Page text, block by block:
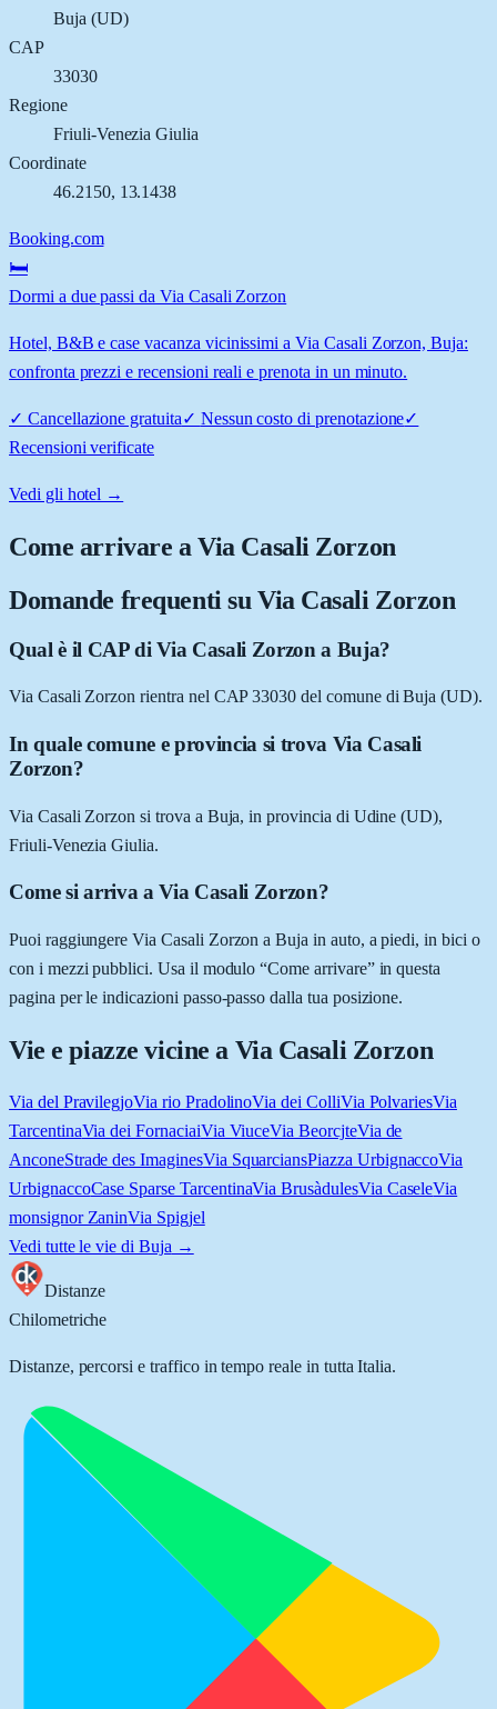
Buja (UD)
CAP
33030
Regione
Friuli-Venezia Giulia
Coordinate
46.2150, 13.1438
Booking.com
🛏️
Dormi a due passi da Via Casali Zorzon
Hotel, B&B e case vacanza vicinissimi a Via Casali Zorzon, Buja:
confronta prezzi e recensioni reali e prenota in un minuto.
✓ Cancellazione gratuita✓ Nessun costo di prenotazione✓
Recensioni verificate
Vedi gli hotel →
Come arrivare aVia Casali Zorzon
Domande frequenti su Via Casali Zorzon
Qual è il CAP di Via Casali Zorzon a Buja?
Via Casali Zorzon rientra nel CAP 33030 del comune di Buja (UD).
In quale comune e provincia si trova Via Casali
Zorzon?
Via Casali Zorzon si trova a Buja, in provincia di Udine (UD),
Friuli-Venezia Giulia.
Come si arriva a Via Casali Zorzon?
Puoi raggiungere Via Casali Zorzon a Buja in auto, a piedi, in bici o
con i mezzi pubblici. Usa il modulo “Come arrivare” in questa
pagina per le indicazioni passo-passo dalla tua posizione.
Vie e piazze vicine a Via Casali Zorzon
Via del PravilegjoVia rio PradolinoVia dei ColliVia PolvariesVia
TarcentinaVia dei FornaciaiVia ViuceVia BeorcjteVia de
AnconeStrade des ImaginesVia SquarciansPiazza UrbignaccoVia
UrbignaccoCase Sparse TarcentinaVia BrusàdulesVia CaseleVia
monsignor ZaninVia Spigjel
Vedi tutte le vie di Buja →
Distanze
Chilometriche
Distanze, percorsi e traffico in tempo reale in tutta Italia.